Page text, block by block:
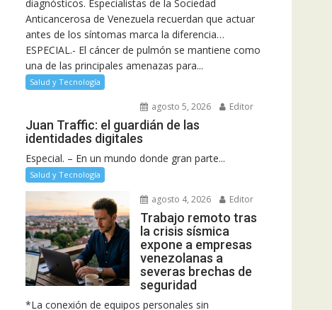
diagnósticos. Especialistas de la Sociedad
Anticancerosa de Venezuela recuerdan que actuar
antes de los síntomas marca la diferencia…
ESPECIAL.- El cáncer de pulmón se mantiene como
una de las principales amenazas para...
Salud y Tecnología
agosto 5, 2026 Editor
Juan Traffic: el guardián de las
identidades digitales
Especial. – En un mundo donde gran parte...
Salud y Tecnología
agosto 4, 2026 Editor
Trabajo remoto tras
la crisis sísmica
expone a empresas
venezolanas a
severas brechas de
seguridad
*La conexión de equipos personales sin